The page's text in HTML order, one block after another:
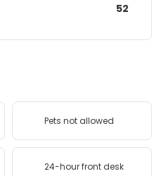
52
Pets not allowed
24-hour front desk